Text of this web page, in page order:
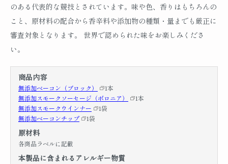
のある代表的な競技とされています。味や色、香りはもちろんの
こと、原材料の配合から香辛料や添加物の種類・量までも厳正に
審査対象となります。 世界で認められた味をお楽しみくださ
い。
商品内容
無添加ベーコン（ブロック）
1本
無添加スモークソーセージ（ボロニア）
1本
無添加スモークウインナー
1袋
無添加ベーコンチップ
1袋
原材料
各商品ラベルに記載
本製品に含まれるアレルギー物質